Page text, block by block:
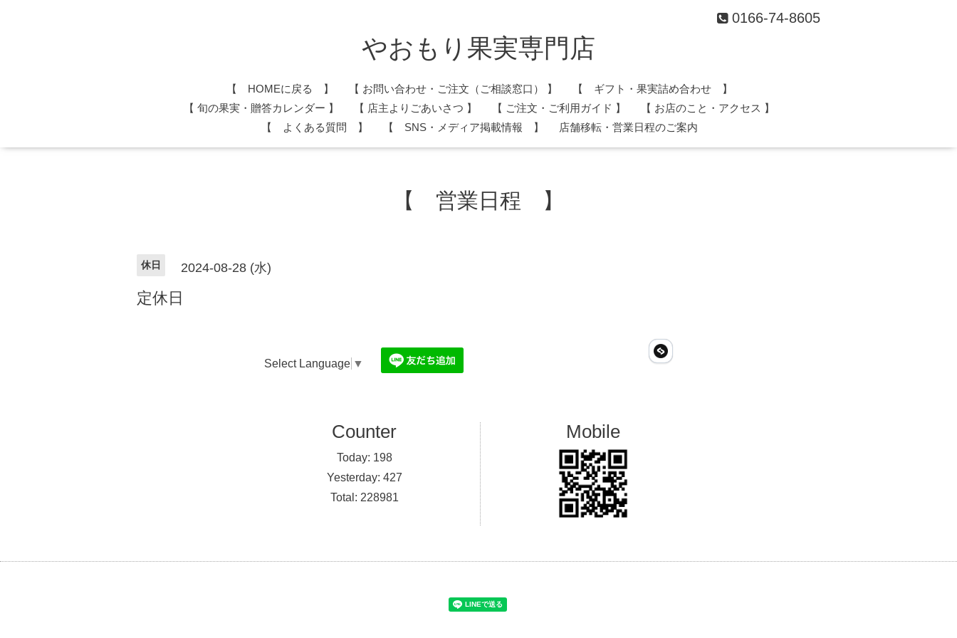
0166-74-8605
やおもり果実専門店
【 HOMEに戻る 】 ​【 お問い合わせ・ご注文（ご相談窓口） 】
【 ギフト・果実詰め合わせ 】
​【 旬の果実・贈答カレンダー 】
​【 店主よりごあいさつ 】 【 ご注文・ご利用ガイド 】
【 お店のこと・アクセス 】
【 よくある質問 】
【 SNS・メディア掲載情報 】 店舗移転・営業日程のご案内
【 営業日程 】
休日 2024-08-28 (水)
定休日
Select Language ▼
Counter
Today: 198
Yesterday: 427
Total: 228981
Mobile